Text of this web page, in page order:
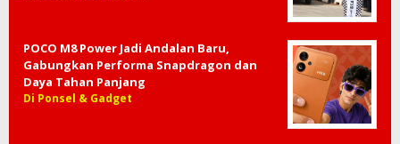
POCO M8 Power Jadi Andalan Baru,
Gabungkan Performa Snapdragon dan
Daya Tahan Panjang
Di Ponsel & Gadget